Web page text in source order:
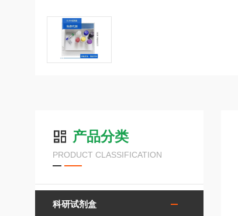
产品分类
PRODUCT CLASSIFICATION
科研试剂盒